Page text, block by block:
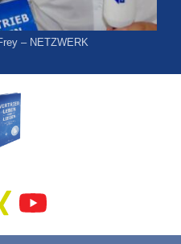
– NETZWERK